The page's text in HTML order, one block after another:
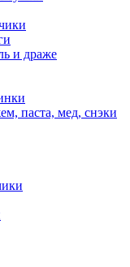
и драже
паста, мед, снэки